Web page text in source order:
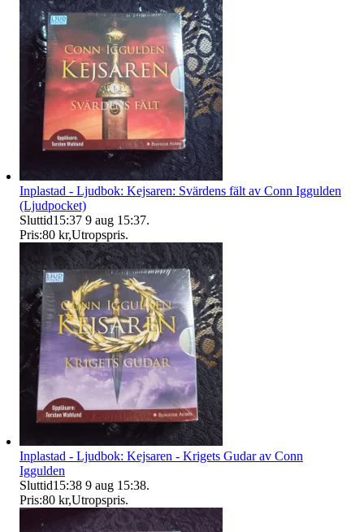
Inplastad - Ljudbok: Kejsaren: Svärdens fält av Conn Iggulden
(Ljudpocket)
Sluttid15:37 9 aug 15:37.
Pris:80 kr,Utropspris.
Inplastad - Ljudbok: Kejsaren - Krigets Gudar av Conn
Iggulden
Sluttid15:38 9 aug 15:38.
Pris:80 kr,Utropspris.